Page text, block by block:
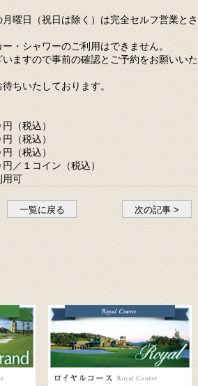
曜日（祝日は除く）は完全セルフ営業とさ
・シャワーのご利用はできません。
ますので事前の確認とご予約をお願いいた
ちいたしております。
税込）
税込）
税込）
コイン（税込）
用可
一覧に戻る 次の記事 >